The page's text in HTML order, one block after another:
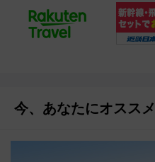
今、あなたにオススメ